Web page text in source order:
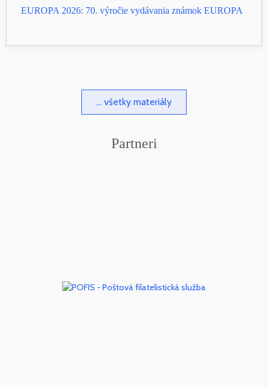
EUROPA 2026: 70. výročie vydávania známok EUROPA
... všetky materiály
Partneri